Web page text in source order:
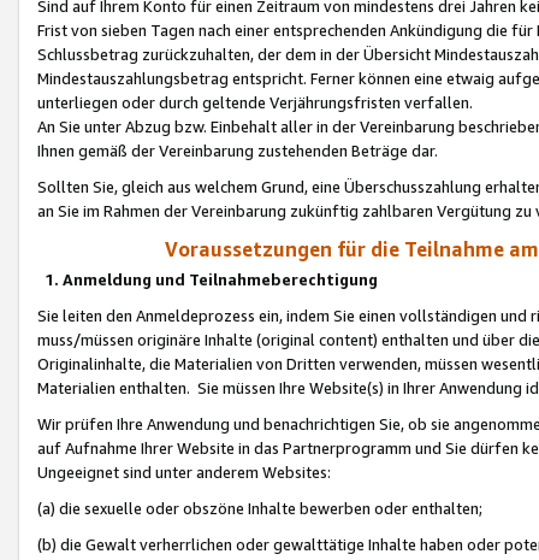
Sind auf Ihrem Konto für einen Zeitraum von mindestens drei Jahren
Frist von sieben Tagen nach einer entsprechenden Ankündigung die
Schlussbetrag zurückzuhalten, der dem in der Übersicht
Mindestauszahlungsbetrag entspricht. Ferner können eine etwaig
unterliegen oder durch geltende Verjährungsfristen verfallen.
An Sie unter Abzug bzw. Einbehalt aller in der Vereinbarung
Ihnen gemäß der Vereinbarung zustehenden Beträge dar.
Sollten Sie, gleich aus welchem Grund, eine Überschusszahlung
an Sie im Rahmen der Vereinbarung zukünftig zahlbaren Vergütung zu
Voraussetzungen für die Teilnahme
1. Anmeldung und Teilnahmeberechtigung
Sie leiten den Anmeldeprozess ein, indem Sie einen vollständigen
muss/müssen originäre Inhalte (original content) enthalten und über
Originalinhalte, die Materialien von Dritten verwenden, müssen
Materialien enthalten. Sie müssen Ihre Website(s) in Ihrer Anwendung
Wir prüfen Ihre Anwendung und benachrichtigen Sie, ob sie
auf Aufnahme Ihrer Website in das Partnerprogramm und Sie dürfen
Ungeeignet sind unter anderem Websites:
(a) die sexuelle oder obszöne Inhalte bewerben oder enthalten;
(b) die Gewalt verherrlichen oder gewalttätige Inhalte haben oder